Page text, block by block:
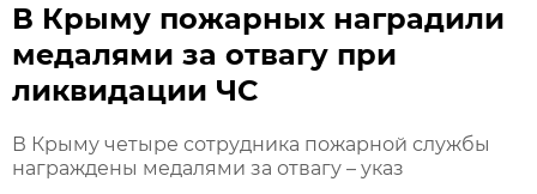
В Крыму пожарных наградили
медалями за отвагу при
ликвидации ЧС
В Крыму четыре сотрудника пожарной службы
награждены медалями за отвагу – указ